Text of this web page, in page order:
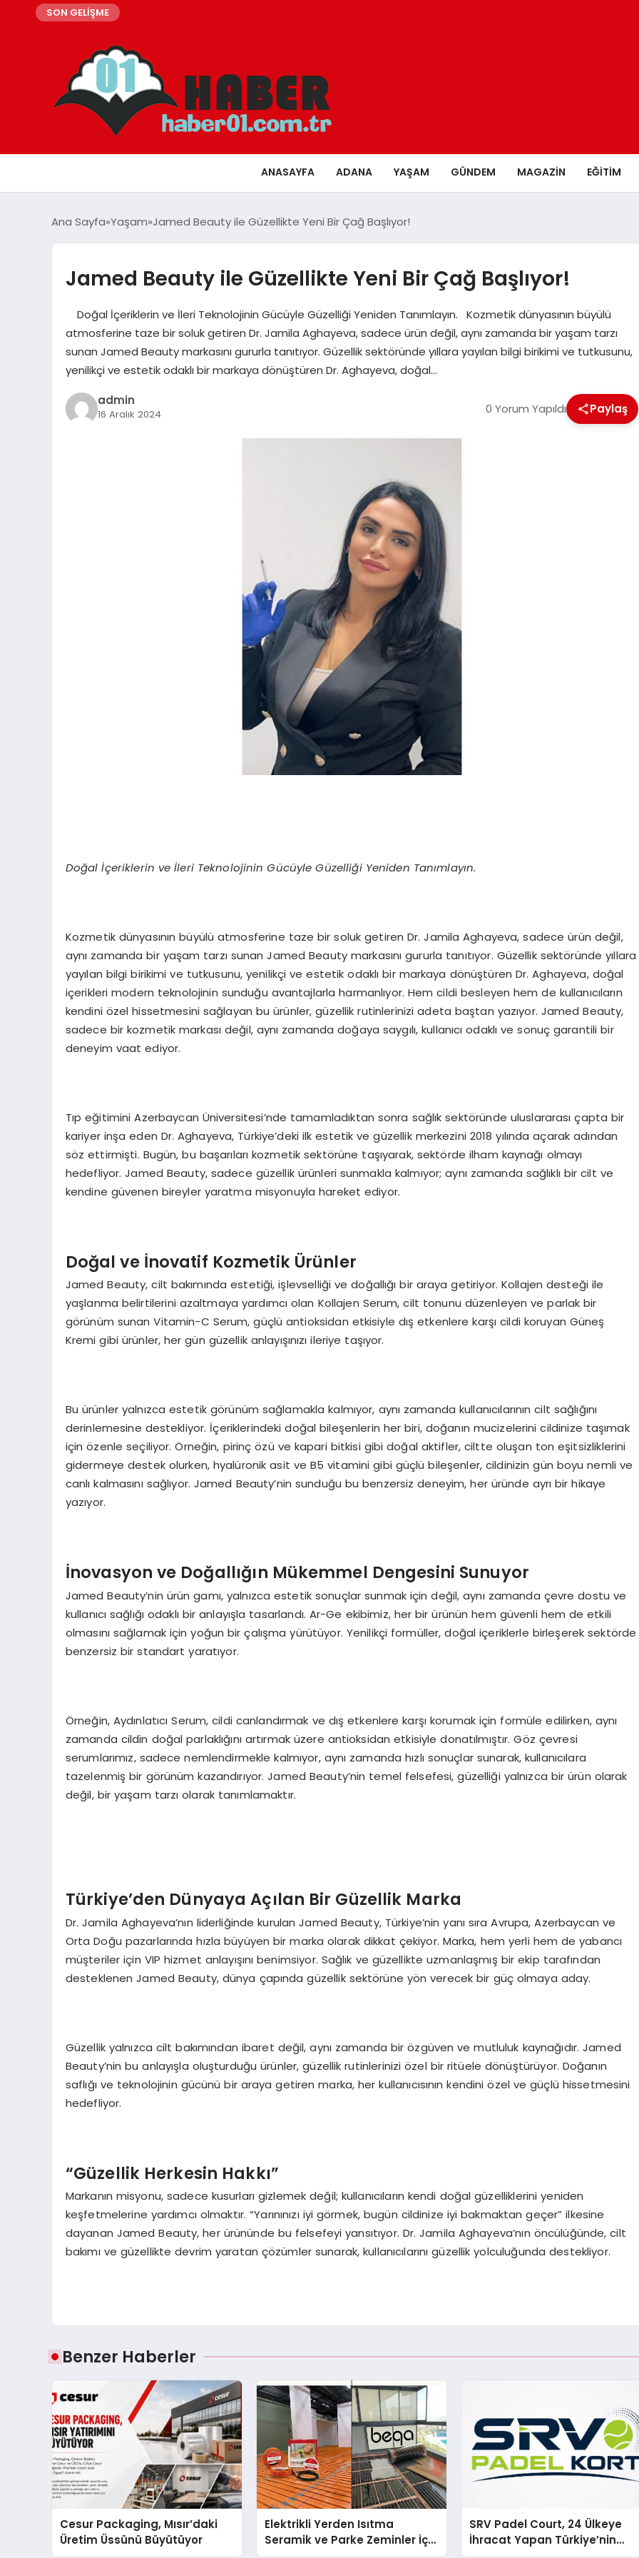
SON GELİŞME
ANASAYFA ADANA YAŞAM GÜNDEM MAGAZIN EĞITIM
Ana Sayfa Yaşam Jamed Beauty ile Güzellikte Yeni Bir Çağ Başlıyor!
Jamed Beauty ile Güzellikte Yeni Bir Çağ Başlıyor!
Doğal İçeriklerin ve İleri Teknolojinin Gücüyle Güzelliği Yeniden Tanımlayın. Kozmetik dünyasının büyülü
atmosferine taze bir soluk getiren Dr. Jamila Aghayeva, sadece ürün değil, aynı zamanda bir yaşam tarzı
sunan Jamed Beauty markasını gururla tanıtıyor. Güzellik sektöründe yıllara yayılan bilgi birikimi ve tutkusunu,
yenilikçi ve estetik odaklı bir markaya dönüştüren Dr. Aghayeva, doğal…
admin
16 Aralık 2024 0 Yorum Yapıldı Paylaş
Doğal İçeriklerin ve İleri Teknolojinin Gücüyle Güzelliği Yeniden Tanımlayın.
Kozmetik dünyasının büyülü atmosferine taze bir soluk getiren Dr. Jamila Aghayeva, sadece ürün değil,
aynı zamanda bir yaşam tarzı sunan Jamed Beauty markasını gururla tanıtıyor. Güzellik sektöründe yıllara
yayılan bilgi birikimi ve tutkusunu, yenilikçi ve estetik odaklı bir markaya dönüştüren Dr. Aghayeva, doğal
içerikleri modern teknolojinin sunduğu avantajlarla harmanlıyor. Hem cildi besleyen hem de kullanıcıların
kendini özel hissetmesini sağlayan bu ürünler, güzellik rutinlerinizi adeta baştan yazıyor. Jamed Beauty,
sadece bir kozmetik markası değil, aynı zamanda doğaya saygılı, kullanıcı odaklı ve sonuç garantili bir
deneyim vaat ediyor.
Tıp eğitimini Azerbaycan Üniversitesi’nde tamamladıktan sonra sağlık sektöründe uluslararası çapta bir
kariyer inşa eden Dr. Aghayeva, Türkiye’deki ilk estetik ve güzellik merkezini 2018 yılında açarak adından
söz ettirmişti. Bugün, bu başarıları kozmetik sektörüne taşıyarak, sektörde ilham kaynağı olmayı
hedefliyor. Jamed Beauty, sadece güzellik ürünleri sunmakla kalmıyor; aynı zamanda sağlıklı bir cilt ve
kendine güvenen bireyler yaratma misyonuyla hareket ediyor.
Doğal ve İnovatif Kozmetik Ürünler
Jamed Beauty, cilt bakımında estetiği, işlevselliği ve doğallığı bir araya getiriyor. Kollajen desteği ile
yaşlanma belirtilerini azaltmaya yardımcı olan Kollajen Serum, cilt tonunu düzenleyen ve parlak bir
görünüm sunan Vitamin-C Serum, güçlü antioksidan etkisiyle dış etkenlere karşı cildi koruyan Güneş
Kremi gibi ürünler, her gün güzellik anlayışınızı ileriye taşıyor.
Bu ürünler yalnızca estetik görünüm sağlamakla kalmıyor, aynı zamanda kullanıcılarının cilt sağlığını
derinlemesine destekliyor. İçeriklerindeki doğal bileşenlerin her biri, doğanın mucizelerini cildinize taşımak
için özenle seçiliyor. Örneğin, pirinç özü ve kapari bitkisi gibi doğal aktifler, ciltte oluşan ton eşitsizliklerini
gidermeye destek olurken, hyalüronik asit ve B5 vitamini gibi güçlü bileşenler, cildinizin gün boyu nemli ve
canlı kalmasını sağlıyor. Jamed Beauty’nin sunduğu bu benzersiz deneyim, her üründe ayrı bir hikaye
yazıyor.
İnovasyon ve Doğallığın Mükemmel Dengesini Sunuyor
Jamed Beauty’nin ürün gamı, yalnızca estetik sonuçlar sunmak için değil, aynı zamanda çevre dostu ve
kullanıcı sağlığı odaklı bir anlayışla tasarlandı. Ar-Ge ekibimiz, her bir ürünün hem güvenli hem de etkili
olmasını sağlamak için yoğun bir çalışma yürütüyor. Yenilikçi formüller, doğal içeriklerle birleşerek sektörde
benzersiz bir standart yaratıyor.
Örneğin, Aydınlatıcı Serum, cildi canlandırmak ve dış etkenlere karşı korumak için formüle edilirken, aynı
zamanda cildin doğal parlaklığını artırmak üzere antioksidan etkisiyle donatılmıştır. Göz çevresi
serumlarımız, sadece nemlendirmekle kalmıyor, aynı zamanda hızlı sonuçlar sunarak, kullanıcılara
tazelenmiş bir görünüm kazandırıyor. Jamed Beauty’nin temel felsefesi, güzelliği yalnızca bir ürün olarak
değil, bir yaşam tarzı olarak tanımlamaktır.
Türkiye’den Dünyaya Açılan Bir Güzellik Marka
Dr. Jamila Aghayeva’nın liderliğinde kurulan Jamed Beauty, Türkiye’nin yanı sıra Avrupa, Azerbaycan ve
Orta Doğu pazarlarında hızla büyüyen bir marka olarak dikkat çekiyor. Marka, hem yerli hem de yabancı
müşteriler için VIP hizmet anlayışını benimsiyor. Sağlık ve güzellikte uzmanlaşmış bir ekip tarafından
desteklenen Jamed Beauty, dünya çapında güzellik sektörüne yön verecek bir güç olmaya aday.
Güzellik yalnızca cilt bakımından ibaret değil, aynı zamanda bir özgüven ve mutluluk kaynağıdır. Jamed
Beauty’nin bu anlayışla oluşturduğu ürünler, güzellik rutinlerinizi özel bir ritüele dönüştürüyor. Doğanın
saflığı ve teknolojinin gücünü bir araya getiren marka, her kullanıcısının kendini özel ve güçlü hissetmesini
hedefliyor.
“Güzellik Herkesin Hakkı”
Markanın misyonu, sadece kusurları gizlemek değil; kullanıcıların kendi doğal güzelliklerini yeniden
keşfetmelerine yardımcı olmaktır. “Yarınınızı iyi görmek, bugün cildinize iyi bakmaktan geçer” ilkesine
dayanan Jamed Beauty, her ürününde bu felsefeyi yansıtıyor. Dr. Jamila Aghayeva’nın öncülüğünde, cilt
bakımı ve güzellikte devrim yaratan çözümler sunarak, kullanıcılarını güzellik yolculuğunda destekliyor.
Benzer Haberler
Cesur Packaging, Mısır’daki
Üretim Üssünü Büyütüyor
Elektrikli Yerden Isıtma
Seramik ve Parke Zeminler İçin
SRV Padel Court, 24 Ülkeye
İhracat Yapan Türkiye’nin